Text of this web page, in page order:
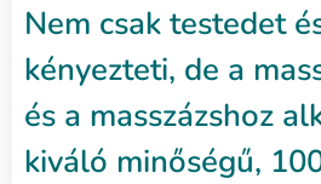
Nem csak testedet
kényezteti, de a
és a masszázshoz
kiváló minőségű,